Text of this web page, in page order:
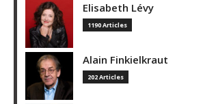
Elisabeth Lévy
1190 Articles
Alain Finkielkraut
202 Articles